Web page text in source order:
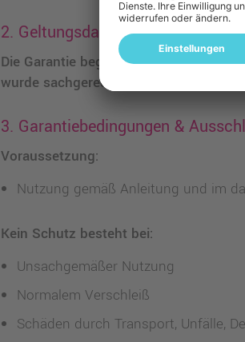
2. Geltungsdauer
Die Garantie beginnt ab Kaufdatum,
wurde sachgerecht verwendet
3. Garantiebedingungen &
Voraussetzung:
Nutzung gemäß Anleitung und im
Kein Schutz besteht bei:
Unsachgemäßer Nutzung
Normalem Verschleiß
Schäden durch Transport, Unfälle,